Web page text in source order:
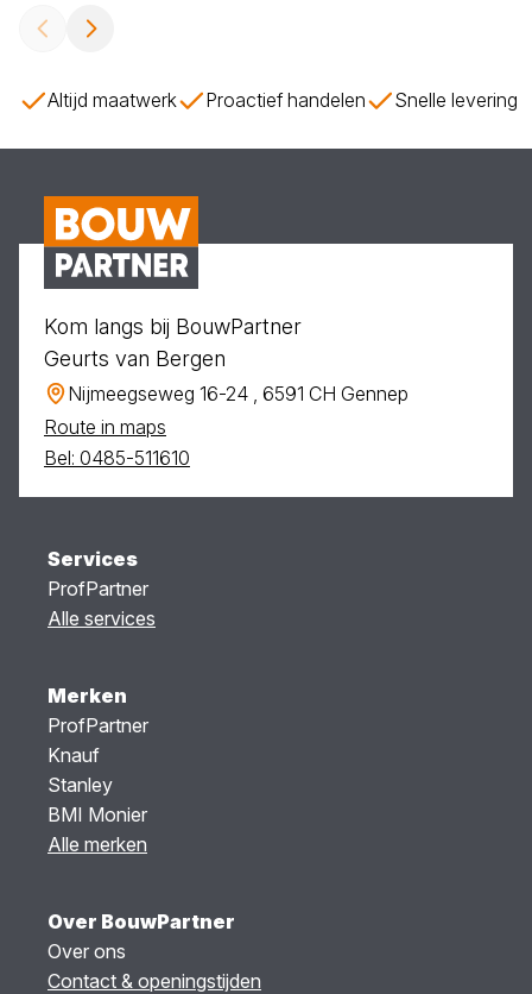
Altijd maatwerk Proactief handelen Snelle levering
Kom langs bij BouwPartner
Geurts van Bergen
Nijmeegseweg 16-24 , 6591 CH Gennep
Route in maps
Bel: 0485-511610
Services
ProfPartner
Alle services
Merken
ProfPartner
Knauf
Stanley
BMI Monier
Alle merken
Over BouwPartner
Over ons
Contact & openingstijden